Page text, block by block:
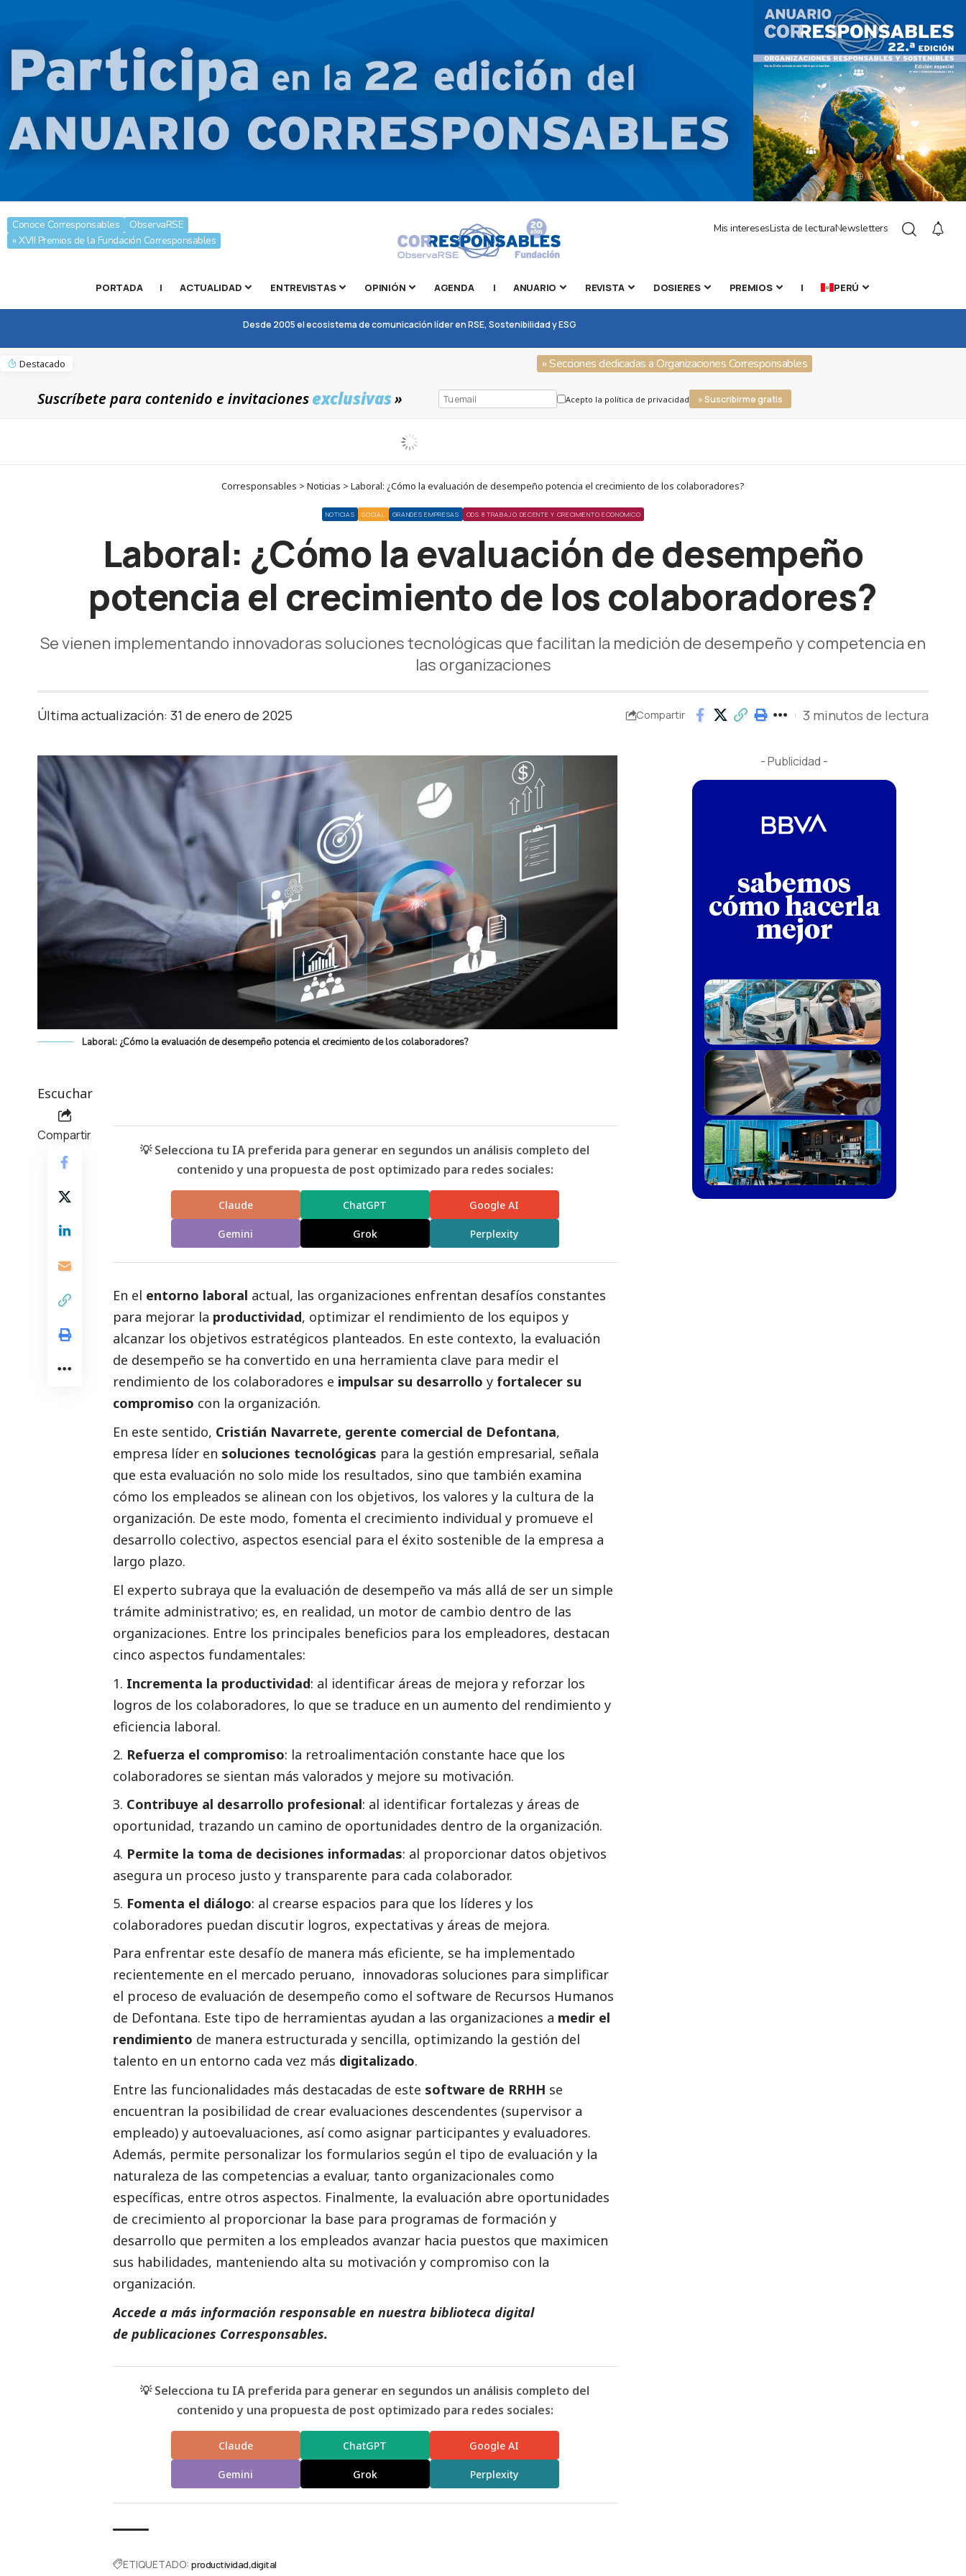
Conoce Corresponsables
ObservaRSE
» XVII Premios de la Fundación Corresponsables
Mis interesesLista de lecturaNewsletters
PORTADA | ACTUALIDAD ENTREVISTAS OPINIÓN AGENDA | ANUARIO REVISTA DOSIERES PREMIOS | PERÚ
Desde 2005 el ecosistema de comunicación líder en RSE, Sostenibilidad y ESG
Destacado » Secciones dedicadas a Organizaciones Corresponsables
Suscríbete para contenido e invitacionesexclusivas» Acepto la política de privacidad » Suscribirme gratis
Corresponsables > Noticias > Laboral: ¿Cómo la evaluación de desempeño potencia el crecimiento de los colaboradores?
NOTICIAS SOCIAL GRANDES EMPRESAS ODS 8 TRABAJO DECENTE Y CRECIMIENTO ECONÓMICO
Laboral: ¿Cómo la evaluación de desempeño
potencia el crecimiento de los colaboradores?
Se vienen implementando innovadoras soluciones tecnológicas que facilitan la medición de desempeño y competencia en
las organizaciones
Última actualización: 31 de enero de 2025 Compartir 3 minutos de lectura
Laboral: ¿Cómo la evaluación de desempeño potencia el crecimiento de los colaboradores?
Escuchar
Compartir
💡 Selecciona tu IA preferida para generar en segundos un análisis completo del
contenido y una propuesta de post optimizado para redes sociales:
Claude ChatGPT Google AI
Gemini Grok Perplexity
En el entorno laboral actual, las organizaciones enfrentan desafíos constantes
para mejorar la productividad, optimizar el rendimiento de los equipos y
alcanzar los objetivos estratégicos planteados. En este contexto, la evaluación
de desempeño se ha convertido en una herramienta clave para medir el
rendimiento de los colaboradores e impulsar su desarrollo y fortalecer su
compromiso con la organización.
En este sentido, Cristián Navarrete, gerente comercial de Defontana,
empresa líder en soluciones tecnológicas para la gestión empresarial, señala
que esta evaluación no solo mide los resultados, sino que también examina
cómo los empleados se alinean con los objetivos, los valores y la cultura de la
organización. De este modo, fomenta el crecimiento individual y promueve el
desarrollo colectivo, aspectos esencial para el éxito sostenible de la empresa a
largo plazo.
El experto subraya que la evaluación de desempeño va más allá de ser un simple
trámite administrativo; es, en realidad, un motor de cambio dentro de las
organizaciones. Entre los principales beneficios para los empleadores, destacan
cinco aspectos fundamentales:
Incrementa la productividad: al identificar áreas de mejora y reforzar los
logros de los colaboradores, lo que se traduce en un aumento del rendimiento y
eficiencia laboral.
Refuerza el compromiso: la retroalimentación constante hace que los
colaboradores se sientan más valorados y mejore su motivación.
Contribuye al desarrollo profesional: al identificar fortalezas y áreas de
oportunidad, trazando un camino de oportunidades dentro de la organización.
Permite la toma de decisiones informadas: al proporcionar datos objetivos
asegura un proceso justo y transparente para cada colaborador.
Fomenta el diálogo: al crearse espacios para que los líderes y los
colaboradores puedan discutir logros, expectativas y áreas de mejora.
Para enfrentar este desafío de manera más eficiente, se ha implementado
recientemente en el mercado peruano, innovadoras soluciones para simplificar
el proceso de evaluación de desempeño como el software de Recursos Humanos
de Defontana. Este tipo de herramientas ayudan a las organizaciones a medir el
rendimiento de manera estructurada y sencilla, optimizando la gestión del
talento en un entorno cada vez más digitalizado.
Entre las funcionalidades más destacadas de este software de RRHH se
encuentran la posibilidad de crear evaluaciones descendentes (supervisor a
empleado) y autoevaluaciones, así como asignar participantes y evaluadores.
Además, permite personalizar los formularios según el tipo de evaluación y la
naturaleza de las competencias a evaluar, tanto organizacionales como
específicas, entre otros aspectos. Finalmente, la evaluación abre oportunidades
de crecimiento al proporcionar la base para programas de formación y
desarrollo que permiten a los empleados avanzar hacia puestos que maximicen
sus habilidades, manteniendo alta su motivación y compromiso con la
organización.
Accede a más información responsable en nuestra biblioteca digital
de publicaciones Corresponsables.
💡 Selecciona tu IA preferida para generar en segundos un análisis completo del
contenido y una propuesta de post optimizado para redes sociales:
Claude ChatGPT Google AI
Gemini Grok Perplexity
ETIQUETADO: productividad digital
- Publicidad -